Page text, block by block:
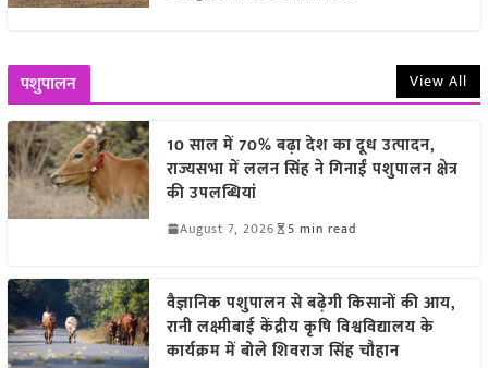
पशुपालन View All
10 साल में 70% बढ़ा देश का दूध उत्पादन,
राज्यसभा में ललन सिंह ने गिनाईं पशुपालन क्षेत्र
की उपलब्धियां
August 7, 2026 5 min read
वैज्ञानिक पशुपालन से बढ़ेगी किसानों की आय,
रानी लक्ष्मीबाई केंद्रीय कृषि विश्वविद्यालय के
कार्यक्रम में बोले शिवराज सिंह चौहान